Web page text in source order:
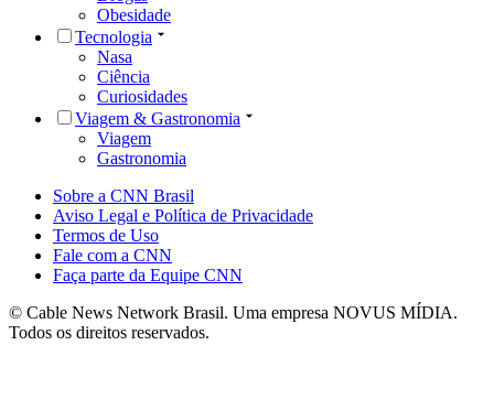
Obesidade
Tecnologia
Nasa
Ciência
Curiosidades
Viagem & Gastronomia
Viagem
Gastronomia
Sobre a CNN Brasil
Aviso Legal e Política de Privacidade
Termos de Uso
Fale com a CNN
Faça parte da Equipe CNN
© Cable News Network Brasil. Uma empresa NOVUS MÍDIA.
Todos os direitos reservados.